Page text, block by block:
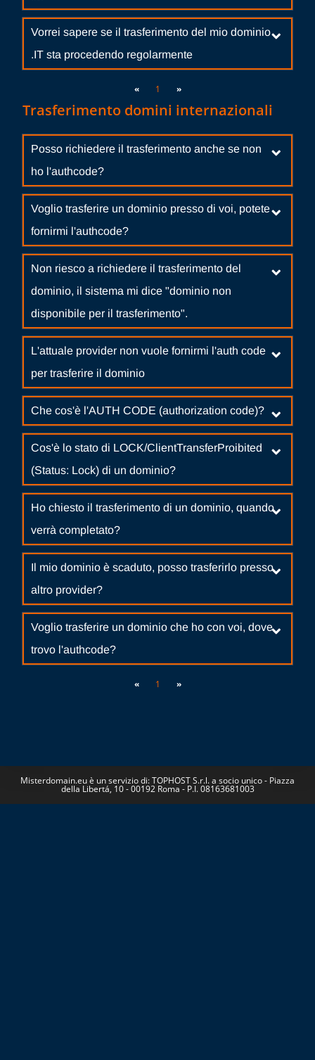
Vorrei sapere se il trasferimento del mio dominio
.IT sta procedendo regolarmente
« 1 »
Trasferimento domini internazionali
Posso richiedere il trasferimento anche se non
ho l'authcode?
Voglio trasferire un dominio presso di voi, potete
fornirmi l'authcode?
Non riesco a richiedere il trasferimento del
dominio, il sistema mi dice "dominio non
disponibile per il trasferimento".
L'attuale provider non vuole fornirmi l'auth code
per trasferire il dominio
Che cos'è l'AUTH CODE (authorization code)?
Cos'è lo stato di LOCK/ClientTransferProibited
(Status: Lock) di un dominio?
Ho chiesto il trasferimento di un dominio, quando
verrà completato?
Il mio dominio è scaduto, posso trasferirlo presso
altro provider?
Voglio trasferire un dominio che ho con voi, dove
trovo l'authcode?
« 1 »
Misterdomain.eu è un servizio di: TOPHOST S.r.l. a socio unico - Piazza
della Libertá, 10 - 00192 Roma - P.I. 08163681003